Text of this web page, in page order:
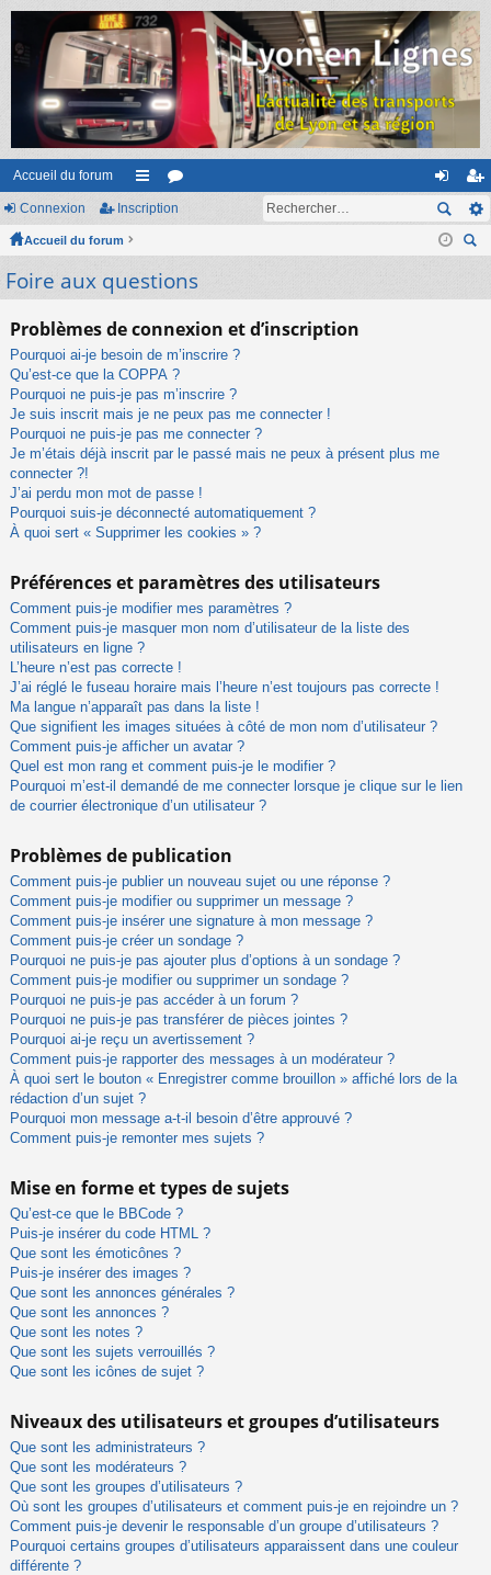
Accueil du forum
ac
ur
s
or
m
on
ne
ns
cri
Connexion Inscription
Accueil du forum
Foire aux questions
Problèmes de connexion et d’inscription
Pourquoi ai-je besoin de m’inscrire ?
Qu’est-ce que la COPPA ?
Pourquoi ne puis-je pas m’inscrire ?
Je suis inscrit mais je ne peux pas me connecter !
Pourquoi ne puis-je pas me connecter ?
Je m’étais déjà inscrit par le passé mais ne peux à présent plus me
connecter ?!
J’ai perdu mon mot de passe !
Pourquoi suis-je déconnecté automatiquement ?
À quoi sert « Supprimer les cookies » ?
Préférences et paramètres des utilisateurs
Comment puis-je modifier mes paramètres ?
Comment puis-je masquer mon nom d’utilisateur de la liste des
utilisateurs en ligne ?
L’heure n’est pas correcte !
J’ai réglé le fuseau horaire mais l’heure n’est toujours pas correcte !
Ma langue n’apparaît pas dans la liste !
Que signifient les images situées à côté de mon nom d’utilisateur ?
Comment puis-je afficher un avatar ?
Quel est mon rang et comment puis-je le modifier ?
Pourquoi m’est-il demandé de me connecter lorsque je clique sur le lien
de courrier électronique d’un utilisateur ?
Problèmes de publication
Comment puis-je publier un nouveau sujet ou une réponse ?
Comment puis-je modifier ou supprimer un message ?
Comment puis-je insérer une signature à mon message ?
Comment puis-je créer un sondage ?
Pourquoi ne puis-je pas ajouter plus d’options à un sondage ?
Comment puis-je modifier ou supprimer un sondage ?
Pourquoi ne puis-je pas accéder à un forum ?
Pourquoi ne puis-je pas transférer de pièces jointes ?
Pourquoi ai-je reçu un avertissement ?
Comment puis-je rapporter des messages à un modérateur ?
À quoi sert le bouton « Enregistrer comme brouillon » affiché lors de la
rédaction d’un sujet ?
Pourquoi mon message a-t-il besoin d’être approuvé ?
Comment puis-je remonter mes sujets ?
Mise en forme et types de sujets
Qu’est-ce que le BBCode ?
Puis-je insérer du code HTML ?
Que sont les émoticônes ?
Puis-je insérer des images ?
Que sont les annonces générales ?
Que sont les annonces ?
Que sont les notes ?
Que sont les sujets verrouillés ?
Que sont les icônes de sujet ?
Niveaux des utilisateurs et groupes d’utilisateurs
Que sont les administrateurs ?
Que sont les modérateurs ?
Que sont les groupes d’utilisateurs ?
Où sont les groupes d’utilisateurs et comment puis-je en rejoindre un ?
Comment puis-je devenir le responsable d’un groupe d’utilisateurs ?
Pourquoi certains groupes d’utilisateurs apparaissent dans une couleur
différente ?